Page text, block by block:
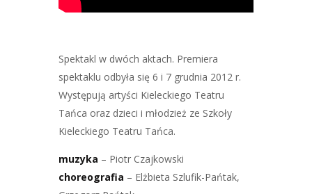
Spektakl w dwóch aktach. Premiera
spektaklu odbyła się 6 i 7 grudnia 2012 r.
Występują artyści Kieleckiego Teatru
Tańca oraz dzieci i młodzież ze Szkoły
Kieleckiego Teatru Tańca.
muzyka – Piotr Czajkowski
choreografia – Elżbieta Szlufik-Pańtak,